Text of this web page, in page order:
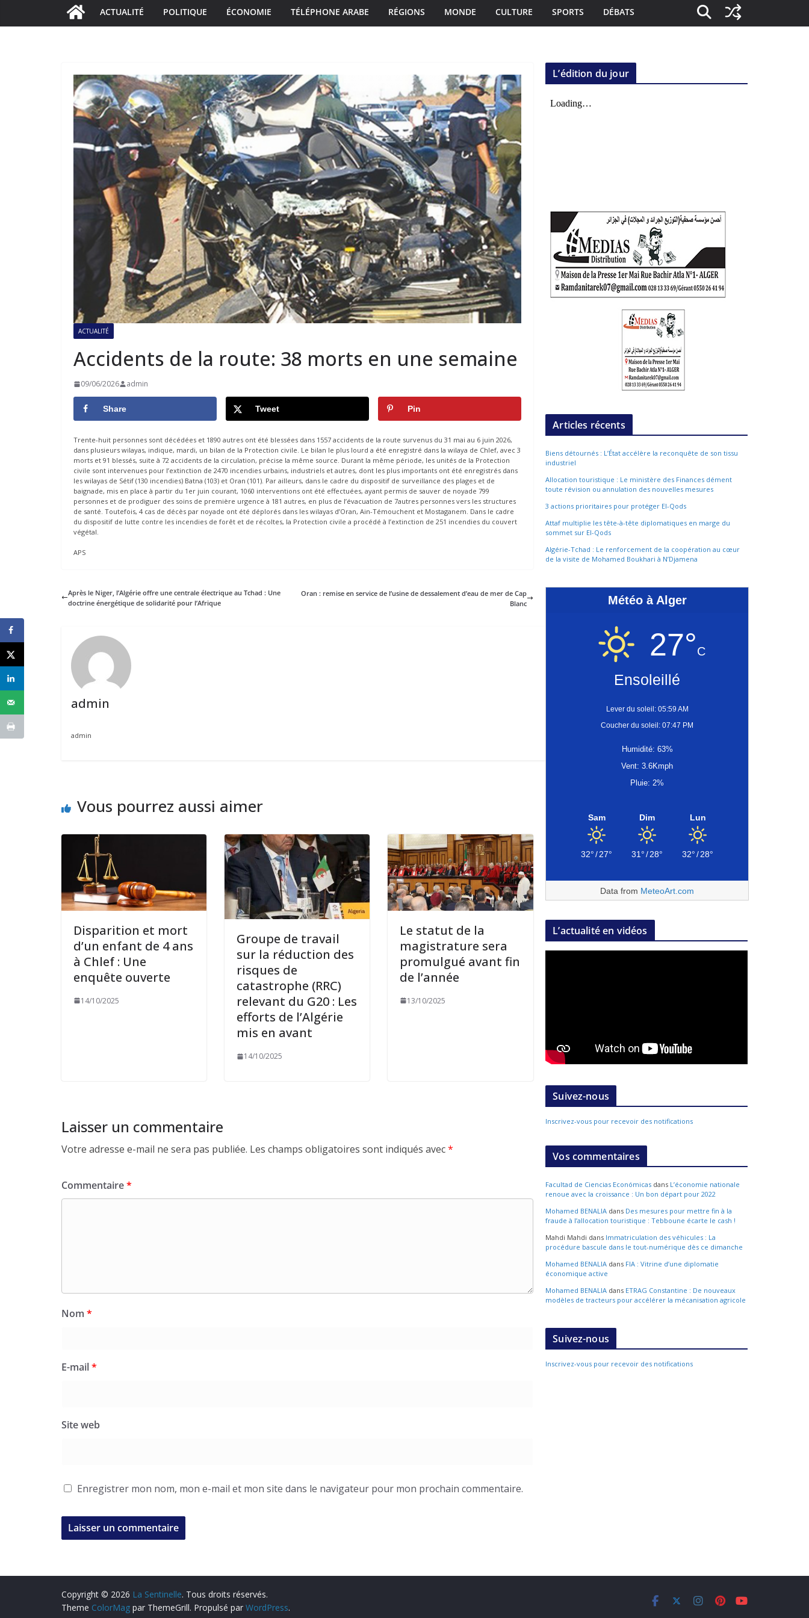
ACTUALITÉ POLITIQUE ÉCONOMIE TÉLÉPHONE ARABE RÉGIONS MONDE CULTURE SPORTS DÉBATS
ACTUALITÉ
Accidents de la route: 38 morts en une semaine
09/06/2026 admin
Share Tweet Pin
Trente-huit personnes sont décédées et 1890 autres ont été blessées dans 1557 accidents de la route survenus du 31 mai au 6 juin 2026,
dans plusieurs wilayas, indique, mardi, un bilan de la Protection civile. Le bilan le plus lourd a été enregistré dans la wilaya de Chlef, avec 3
morts et 91 blessés, suite à 72 accidents de la circulation, précise la même source. Durant la même période, les unités de la Protection
civile sont intervenues pour l’extinction de 2470 incendies urbains, industriels et autres, dont les plus importants ont été enregistrés dans
les wilayas de Sétif (130 incendies) Batna (103) et Oran (101). Par ailleurs, dans le cadre du dispositif de surveillance des plages et de
baignade, mis en place à partir du 1er juin courant, 1060 interventions ont été effectuées, ayant permis de sauver de noyade 799
personnes et de prodiguer des soins de première urgence à 181 autres, en plus de l’évacuation de 7autres personnes vers les structures
de santé. Toutefois, 4 cas de décès par noyade ont été déplorés dans les wilayas d’Oran, Ain-Témouchent et Mostaganem. Dans le cadre
du dispositif de lutte contre les incendies de forêt et de récoltes, la Protection civile a procédé à l’extinction de 251 incendies du couvert
végétal.
APS
Après le Niger, l’Algérie offre une centrale électrique au Tchad : Une
doctrine énergétique de solidarité pour l’Afrique
Oran : remise en service de l’usine de dessalement d’eau de mer de Cap
Blanc
admin
admin
Vous pourrez aussi aimer
Disparition et mort
d’un enfant de 4 ans
à Chlef : Une
enquête ouverte
14/10/2025
Groupe de travail
sur la réduction des
risques de
catastrophe (RRC)
relevant du G20 : Les
efforts de l’Algérie
mis en avant
14/10/2025
Le statut de la
magistrature sera
promulgué avant fin
de l’année
13/10/2025
Laisser un commentaire
Votre adresse e-mail ne sera pas publiée. Les champs obligatoires sont indiqués avec*
Commentaire*
Nom *
E-mail*
Site web
Enregistrer mon nom, mon e-mail et mon site dans le navigateur pour mon prochain commentaire.
L’édition du jour
Articles récents
Biens détournés : L’État accélère la reconquête de son tissu
industriel
Allocation touristique : Le ministère des Finances dément
toute révision ou annulation des nouvelles mesures
3 actions prioritaires pour protéger El-Qods
Attaf multiplie les tête-à-tête diplomatiques en marge du
sommet sur El-Qods
Algérie-Tchad : Le renforcement de la coopération au cœur
de la visite de Mohamed Boukhari à N’Djamena
Météo à Alger
27°C
Ensoleillé
Lever du soleil: 05:59 AM
Coucher du soleil: 07:47 PM
Humidité: 63%
Vent: 3.6Kmph
Pluie: 2%
Sam
32°/27°
Dim
31°/28°
Lun
32°/28°
Data from MeteoArt.com
L’actualité en vidéos
Suivez-nous
Inscrivez-vous pour recevoir des notifications
Vos commentaires
Facultad de Ciencias Económicas dans L’économie nationale
renoue avec la croissance : Un bon départ pour 2022
Mohamed BENALIA dans Des mesures pour mettre fin à la
fraude à l’allocation touristique : Tebboune écarte le cash !
Mahdi Mahdi dans Immatriculation des véhicules : La
procédure bascule dans le tout-numérique dès ce dimanche
Mohamed BENALIA dans FIA : Vitrine d’une diplomatie
économique active
Mohamed BENALIA dans ETRAG Constantine : De nouveaux
modèles de tracteurs pour accélérer la mécanisation agricole
Suivez-nous
Inscrivez-vous pour recevoir des notifications
Copyright © 2026 La Sentinelle. Tous droits réservés.
Theme ColorMag par ThemeGrill. Propulsé par WordPress.